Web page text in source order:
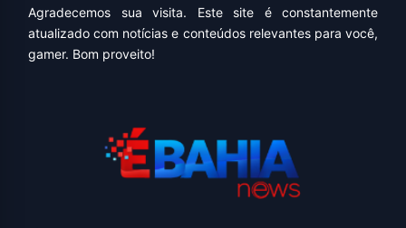
Agradecemos sua visita. Este site é constantemente
atualizado com notícias e conteúdos relevantes para você,
gamer. Bom proveito!